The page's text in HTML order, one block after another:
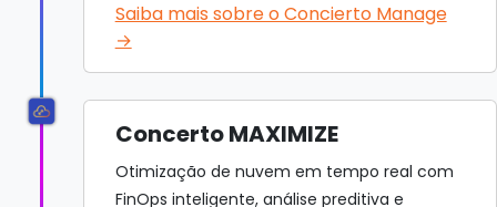
Saiba mais sobre o Concierto Manage
→
Concerto MAXIMIZE
Otimização de nuvem em tempo real com
FinOps inteligente, análise preditiva e